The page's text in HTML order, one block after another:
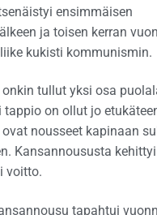
ensimmäisen
ja toisen kerran
kukisti kommunismin.
tullut yksi osa
tappio on ollut jo
nousseet kapinaan
Kansannoususta
voitto.
tapahtui